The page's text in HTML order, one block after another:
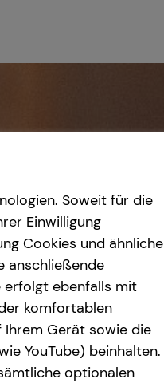
Soweit für die
Einwilligung
Cookies und ähnliche
anschließende
erfolgt ebenfalls mit
komfortablen
Ihrem Gerät sowie die
YouTube) beinhalten.
optionalen